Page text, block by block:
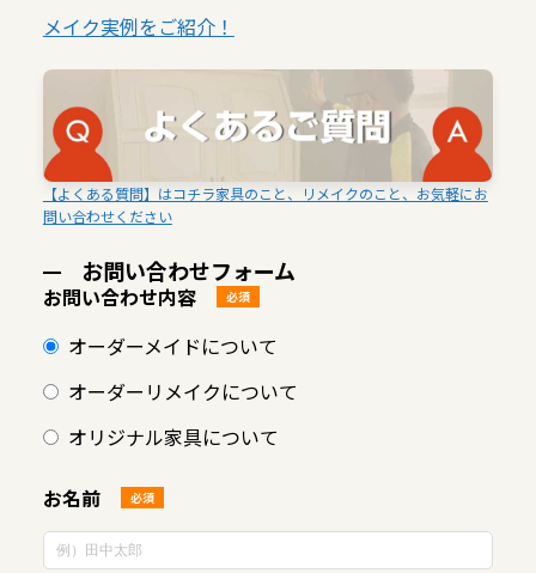
メイク実例をご紹介！
【よくある質問】はコチラ家具のこと、リメイクのこと、お気軽にお
問い合わせください
お問い合わせフォーム
お問い合わせ内容 必須
オーダーメイドについて
オーダーリメイクについて
オリジナル家具について
お名前 必須